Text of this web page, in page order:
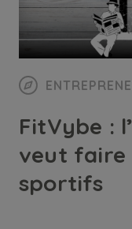
FitVybe :
veut faire
sportifs